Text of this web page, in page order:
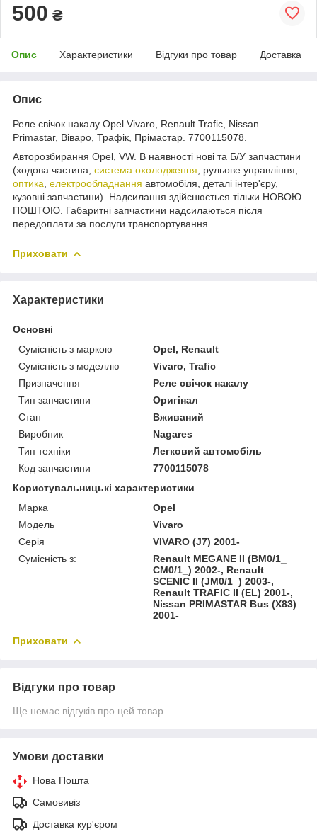
500 ₴
Опис Характеристики Відгуки про товар Доставка
Опис
Реле свічок накалу Opel Vivaro, Renault Trafic, Nissan
Primastar, Віваро, Трафік, Прімастар. 7700115078.
Авторозбирання Opel, VW. В наявності нові та Б/У запчастини
(ходова частина, система охолодження , рульове управління,
оптика електрообладнання автомобіля, деталі інтер'єру,
кузовні запчастини). Надсилання здійснюється тільки НОВОЮ
ПОШТОЮ. Габаритні запчастини надсилаються після
передоплати за послуги транспортування.
Приховати
Характеристики
Основні
Сумісність з маркою
Opel, Renault
Сумісність з моделлю
Vivaro, Trafic
Призначення
Реле свічок накалу
Тип запчастини
Оригінал
Стан
Вживаний
Виробник
Nagares
Тип техніки
Легковий автомобіль
Код запчастини
7700115078
Користувальницькі характеристики
Марка
Opel
Модель
Vivaro
Серія
VIVARO (J7) 2001-
Сумісність з:
Renault MEGANE II (BM0/1_
CM0/1_) 2002-, Renault
SCENIC II (JM0/1_) 2003-,
Renault TRAFIC II (EL) 2001-,
Nissan PRIMASTAR Bus (X83)
2001-
Приховати
Відгуки про товар
Ще немає відгуків про цей товар
Умови доставки
Нова Пошта
Самовивіз
Доставка кур'єром